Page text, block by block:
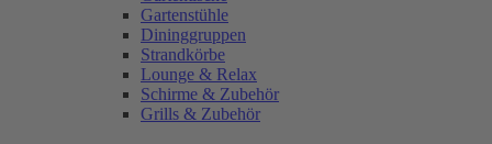
Gartenstühle
Dininggruppen
Strandkörbe
Lounge & Relax
Schirme & Zubehör
Grills & Zubehör